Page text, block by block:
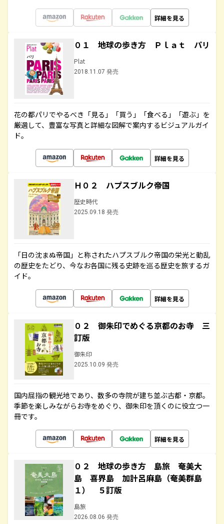
詳細を見る
０１ 地球の歩き方 Ｐｌａｔ パリ
Plat
2018.11.07 発売
花の都パリでやるべき「見る」「買う」「食べる」「遊ぶ」を
厳選して、豊富な写真と詳細な図解で案内するビジュアルガイ
ド。
詳細を見る
Ｈ０２ ハプスブルク帝国
歴史時代
2025.09.18 発売
「日の沈まぬ帝国」と称されたハプスブルク帝国の栄光と動乱
の歴史をたどり、今なお各国に残る史跡を巡る歴史を旅するガ
イド。
詳細を見る
０２ 御朱印でめぐる京都のお寺 三
訂版
御朱印
2025.10.09 発売
国内屈指の観光地であり、数多の寺院が建ち並ぶ古都・京都。
季節を楽しみながらお寺をめぐり、御朱印を頂くのに役立つ一
冊です。
詳細を見る
０２ 地球の歩き方 島旅 奄美大
島 喜界島 加計呂麻島（奄美群島
１） ５訂版
島旅
2026.08.06 発売